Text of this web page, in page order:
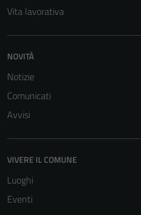
Vita lavorativa
NOVITÀ
Notizie
Comunicati
Avvisi
VIVERE IL COMUNE
Luoghi
Eventi